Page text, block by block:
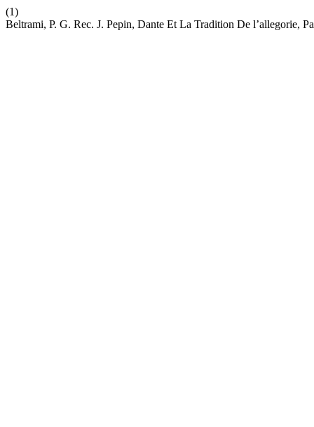
(1)
Beltrami, P. G. Rec. J. Pepin, Dante Et La Tradition De l’allegorie,